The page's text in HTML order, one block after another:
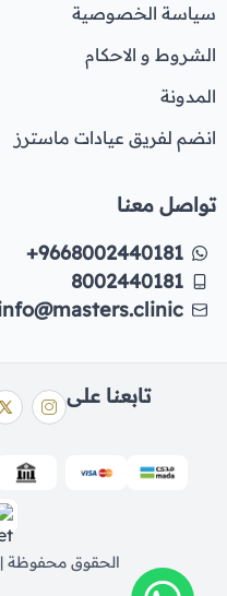
سياسة الخصوصية
الشروط و الاحكام
المدونة
انضم لفريق عيادات ماسترز
تواصل معنا
+9668002440181
8002440181
info@masters.clinic
الحقوق محفوظة | 2026
تابعنا على